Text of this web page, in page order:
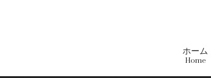
ホーム
Home